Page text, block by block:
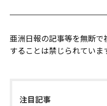
亜洲日報の記事等を無断
することは禁じられていま
注目記事